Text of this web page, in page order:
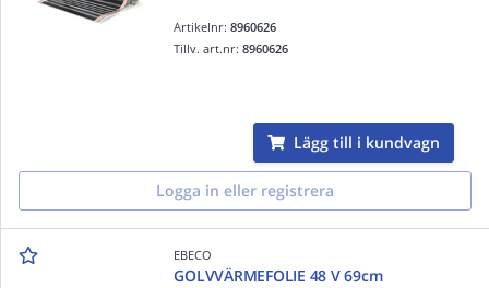
Artikelnr:8960626
Tillv. art.nr:8960626
Lägg till i kundvagn
Logga in eller registrera
EBECO
GOLVVÄRMEFOLIE 48 V 69cm